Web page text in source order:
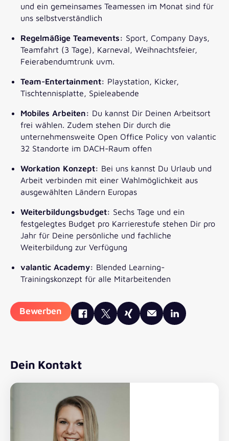
und ein gemeinsames Teamessen im Monat sind für
uns selbstverständlich
Regelmäßige Teamevents: Sport, Company Days,
Teamfahrt (3 Tage), Karneval, Weihnachtsfeier,
Feierabendumtrunk uvm.
Team-Entertainment: Playstation, Kicker,
Tischtennisplatte, Spieleabende
Mobiles Arbeiten: Du kannst Dir Deinen Arbeitsort
frei wählen. Zudem stehen Dir durch die
unternehmensweite Open Office Policy von valantic
32 Standorte im DACH-Raum offen
Workation Konzept: Bei uns kannst Du Urlaub und
Arbeit verbinden mit einer Wahlmöglichkeit aus
ausgewählten Ländern Europas
Weiterbildungsbudget: Sechs Tage und ein
festgelegtes Budget pro Karrierestufe stehen Dir pro
Jahr für Deine persönliche und fachliche
Weiterbildung zur Verfügung
valantic Academy: Blended Learning-
Trainingskonzept für alle Mitarbeitenden
Bewerben
Dein Kontakt